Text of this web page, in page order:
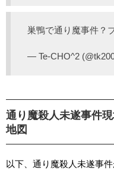
巣鴨で通り魔事件？
— Te-CHO^2
通り魔殺人未遂事件
地図
以下、通り魔殺人未遂事